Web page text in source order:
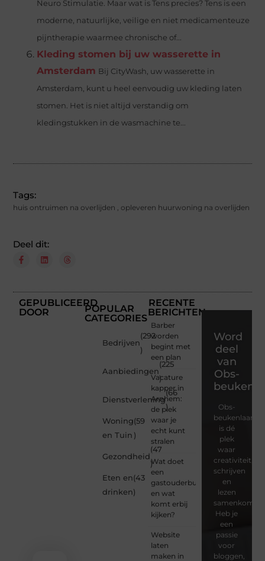
Neuro Stimulatie. Maar wat is Tens precies? Tens is een
moderne, natuurlijke, veilige en niet medicamenteuze
pijntherapie waarmee chronische of...
Kleding stomen bij uw wasserette in
Amsterdam Bij CityWash, uw wasserette in
Amsterdam, kunt u heel eenvoudig uw kleding laten
stomen. Het is niet altijd verstandig om
kledingstukken in de wasmachine te...
Tags:
huis ontruimen na overlijden opleveren huurwoning na overlijden
Deel dit:
GEPUBLICEERD
DOOR
POPULAR
CATEGORIES
Bedrijven
(292
)
Aanbiedingen
(225
)
Dienstverlening
(66
)
Woning
en Tuin
(59
)
Gezondheid
(47
)
Eten en
drinken
(43
)
RECENTE
BERICHTEN
Barber
worden
begint met
een plan
Vacature
kapper in
Arnhem:
de plek
waar je
echt kunt
stralen
Wat doet
een
gastouderbureau
en wat
komt erbij
kijken?
Website
laten
maken in
Word
deel
van
Obs-
Obs-
beukenlaan.nl
is dé
plek
waar
creativiteit,
schrijven
en
lezen
samenkomen.
Heb je
een
passie
voor
bloggen,